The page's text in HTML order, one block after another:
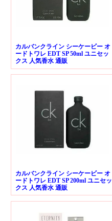
カルバンクライン シーケービー オ
ードトワレ EDT SP 50ml ユニセッ
クス 人気香水 通販
カルバンクライン シーケービー オ
ードトワレ EDT SP 200ml ユニセッ
クス 人気香水 通販